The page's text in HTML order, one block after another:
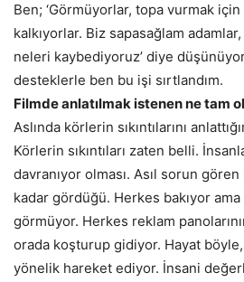
Ben; ‘Görmüyorlar, topa vurmak
kalkıyorlar. Biz sapasağlam
neleri kaybediyoruz’ diye
desteklerle ben bu işi sırtlandım.
Filmde anlatılmak istenen ne tam
Aslında körlerin sıkıntılarını
Körlerin sıkıntıları zaten belli.
davranıyor olması. Asıl sorun
kadar gördüğü. Herkes bakıyor
görmüyor. Herkes reklam
orada koşturup gidiyor. Hayat
yönelik hareket ediyor. İnsani